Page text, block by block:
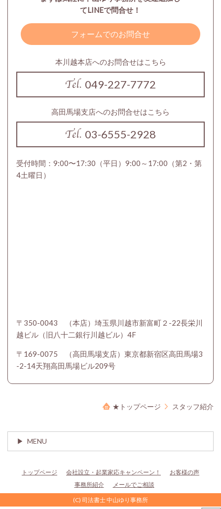
てLINEで問合せ！
フォームでのお問合せ
本川越本店へのお問合せはこちら
049-227-7772
高田馬場支店へのお問合せはこちら
03-6555-2928
受付時間：9:00〜17:30（平日）9:00～17:00（第2・第
4土曜日）
〒350-0043 （本店）埼玉県川越市新富町２-22長栄川
越ビル（旧八十二銀行川越ビル）4F
〒169-0075 （高田馬場支店）東京都新宿区高田馬場3
-2-14天翔高田馬場ビル209号
★トップページ スタッフ紹介
MENU
トップページ 会社設立・起業家応キャンペーン！
お客様の声
事務所紹介
メールでご相談
(C) 司法書士 中山ゆり事務所